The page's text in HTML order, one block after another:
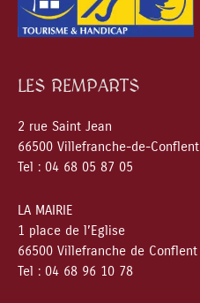
LES REMPARTS
2 rue Saint Jean
66500 Villefranche-de-Conflent
Tel : 04 68 05 87 05
LA MAIRIE
1 place de l’Eglise
66500 Villefranche de Conflent
Tel : 04 68 96 10 78